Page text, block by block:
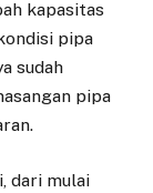
kapasitas
pipa
sudah
pipa
dari mulai